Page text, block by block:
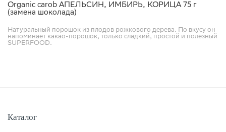
Organic carob АПЕЛЬСИН, ИМБИРЬ, КОРИЦА 75 г
(замена шоколада)
Натуральный порошок из плодов рожкового дерева. По вкусу он
напоминает какао-порошок, только сладкий, простой и полезный
SUPERFOOD.
Каталог